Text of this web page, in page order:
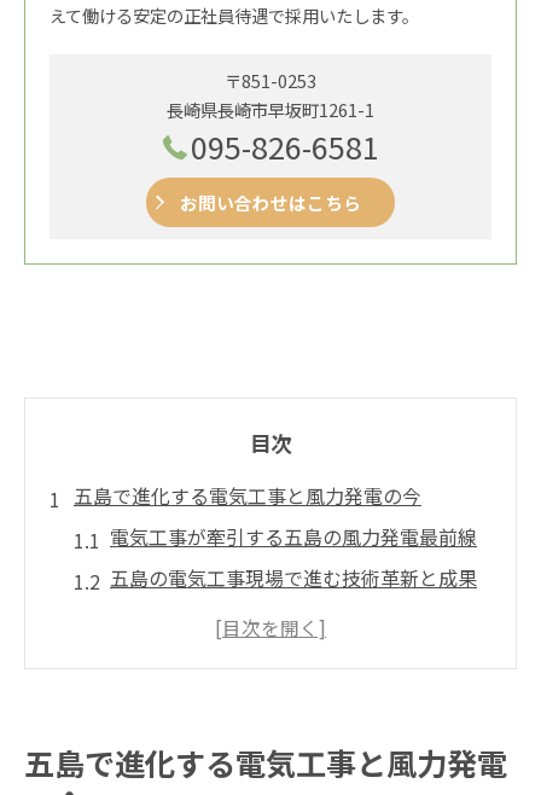
えて働ける安定の正社員待遇で採用いたします。
〒851-0253
長崎県長崎市早坂町1261-1
095-826-6581
お問い合わせはこちら
目次
五島で進化する電気工事と風力発電の今
電気工事が牽引する五島の風力発電最前線
五島の電気工事現場で進む技術革新と成果
風力発電導入に不可欠な電気工事の役割
再生可能エネルギーを支える電気工事の技術革
五島で進化する電気工事と風力発電